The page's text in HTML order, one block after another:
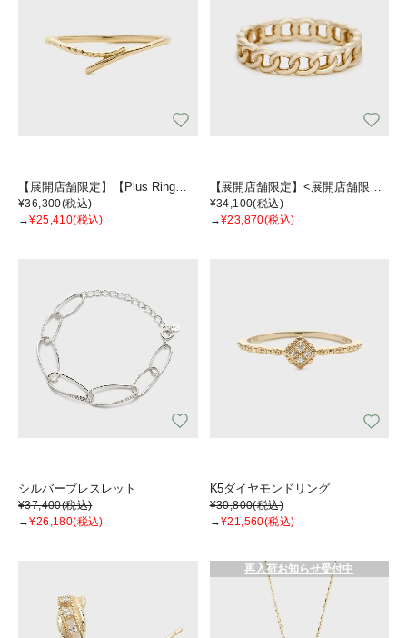
【展開店舗限定】【Plus Ring】K10リング
¥36,300(税込)
→¥25,410(税込)
【展開店舗限定】<展開店舗限定>K5リング
¥34,100(税込)
→¥23,870(税込)
シルバーブレスレット
¥37,400(税込)
→¥26,180(税込)
K5ダイヤモンドリング
¥30,800(税込)
→¥21,560(税込)
再入荷お知らせ受付中